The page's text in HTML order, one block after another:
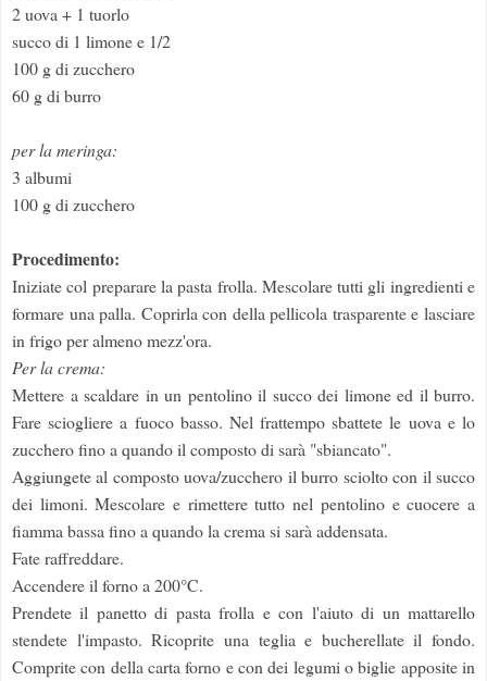
2 uova + 1 tuorlo
succo di 1 limone e 1/2
100 g di zucchero
60 g di burro
per la meringa:
3 albumi
100 g di zucchero
Procedimento:
Iniziate col preparare la pasta frolla. Mescolare tutti gli ingredienti e
formare una palla. Coprirla con della pellicola trasparente e lasciare
in frigo per almeno mezz'ora.
Per la crema:
Mettere a scaldare in un pentolino il succo dei limone ed il burro.
Fare sciogliere a fuoco basso. Nel frattempo sbattete le uova e lo
zucchero fino a quando il composto di sarà "sbiancato".
Aggiungete al composto uova/zucchero il burro sciolto con il succo
dei limoni. Mescolare e rimettere tutto nel pentolino e cuocere a
fiamma bassa fino a quando la crema si sarà addensata.
Fate raffreddare.
Accendere il forno a 200°C.
Prendete il panetto di pasta frolla e con l'aiuto di un mattarello
stendete l'impasto. Ricoprite una teglia e bucherellate il fondo.
Comprite con della carta forno e con dei legumi o biglie apposite in